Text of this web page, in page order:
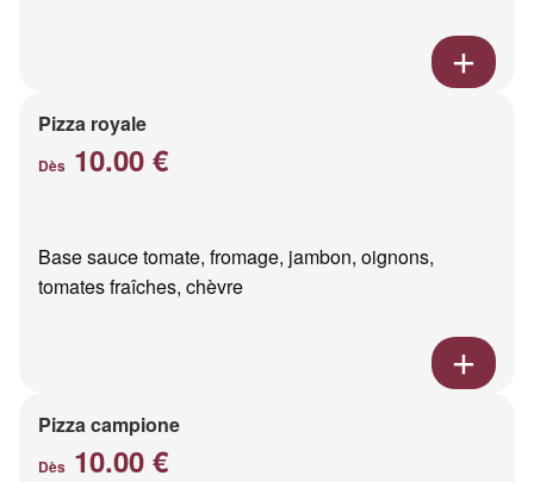
Pizza royale
Dès 10.00 €
Base sauce tomate, fromage, jambon, oignons,
tomates fraîches, chèvre
Pizza campione
Dès 10.00 €